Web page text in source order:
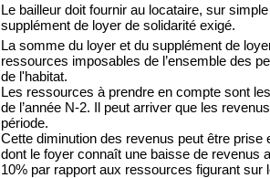
Le bailleur doit fournir au locataire, sur
supplément de loyer de solidarité exigé.
La somme du loyer et du supplément de
ressources imposables de l’ensemble des
de l'habitat.
Les ressources à prendre en compte sont
de l’année N-2. Il peut arriver que les
période.
Cette diminution des revenus peut être
dont le foyer connaît une baisse de revenus
10% par rapport aux ressources figurant sur